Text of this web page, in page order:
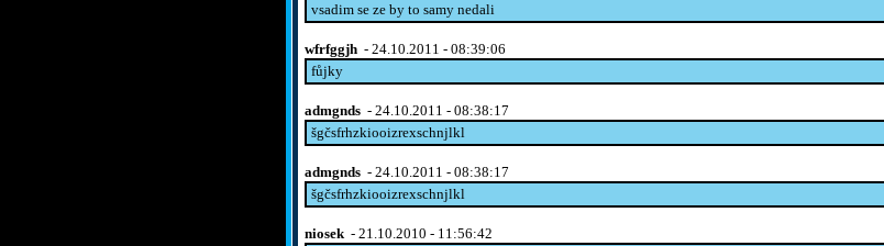
vsadim se ze by to samy nedali
wfrfggjh - 24.10.2011 - 08:39:06
fůjky
admgnds - 24.10.2011 - 08:38:17
šgčsfrhzkiooizrexschnjlkl
admgnds - 24.10.2011 - 08:38:17
šgčsfrhzkiooizrexschnjlkl
niosek - 21.10.2010 - 11:56:42